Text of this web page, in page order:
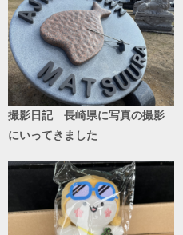
撮影日記 長崎県に写真の撮影
にいってきました